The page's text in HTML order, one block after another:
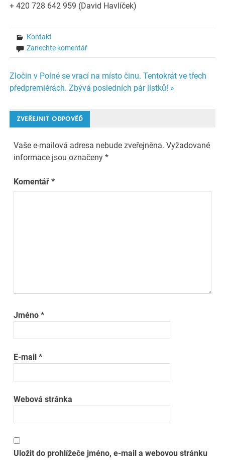
+ 420 728 642 959 (David Havlíček)
Kontakt
Zanechte komentář
Navigace
příspěvek
Zločin v Polné se vrací na místo činu. Tentokrát ve třech
předpremiérách. Zbývá posledních pár lístků! »
ZVEŘEJNIT ODPOVĚĎ
Vaše e-mailová adresa nebude zveřejněna. Vyžadované
informace jsou označeny*
Komentář*
Jméno*
E-mail*
Webová stránka
Uložit do prohlížeče jméno, e-mail a webovou stránku